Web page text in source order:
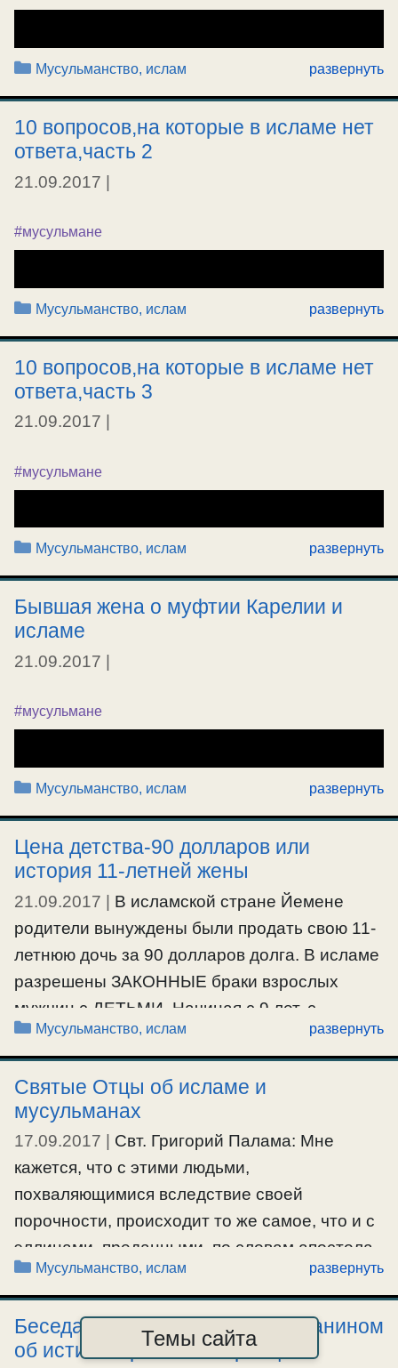
Рубрики
Мусульманство, ислам развернуть
10 вопросов,на которые в исламе нет
ответа,часть 2
21.09.2017 |
#мусульмане
Рубрики
Мусульманство, ислам развернуть
10 вопросов,на которые в исламе нет
ответа,часть 3
21.09.2017
#мусульмане
Рубрики
Мусульманство, ислам развернуть
Бывшая жена о муфтии Карелии и
исламе
21.09.2017
#мусульмане
Рубрики
Мусульманство, ислам развернуть
Цена детства-90 долларов или
история 11-летней жены
21.09.2017 | В исламской стране Йемене
родители вынуждены были продать свою 11-
летнюю дочь за 90 долларов долга. В исламе
разрешены ЗАКОННЫЕ браки взрослых
мужчин с ДЕТЬМИ. Начиная с 9 лет, с
ребенком можно вступать в ПОЛОВУЮ
СВЯЗЬ. Это "прецендетное право" введено
"пророком" Мухаммадом, который женился
на Аише, когда ей было 6 лет, и консумировал
"брак" в 9 лет!
#мусульмане
Рубрики
Мусульманство, ислам развернуть
Святые Отцы об исламе и
мусульманах
17.09.2017
Свт. Григорий Палама: Мне
кажется, что с этими людьми,
похваляющимися вследствие своей
порочности, происходит то же самое, что и с
эллинами, преданными, по словам апостола,
превратному уму (Рим. I, 28), ибо, познав
Бога, не прославили Его и не возблагодарили
(Рим. I, 21) Его как Бога. Ведь и эти люди
также познали Христа – говорят же они, …
Рубрики
Мусульманство, ислам развернуть
Беседа христианина с магометанином
об истине Пресвятой Троицы
Темы сайта